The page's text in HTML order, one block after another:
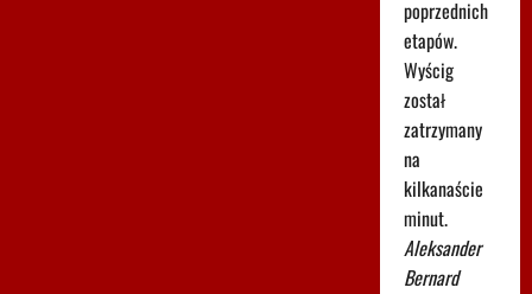
poprzednich
etapów.
Wyścig
został
zatrzymany
na
kilkanaście
minut.
Aleksander
Bernard